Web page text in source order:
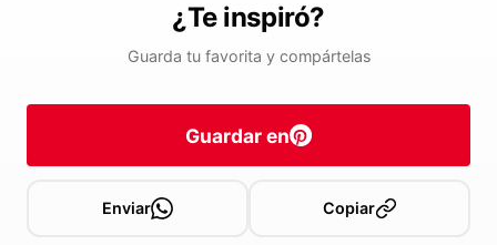
¿Te inspiró?
Guarda tu favorita y compártelas
Guardar en
Enviar Copiar